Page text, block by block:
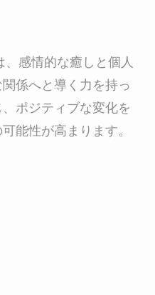
感情的な癒しと個人
係へと導く力を持っ
ポジティブな変化を
能性が高まります。